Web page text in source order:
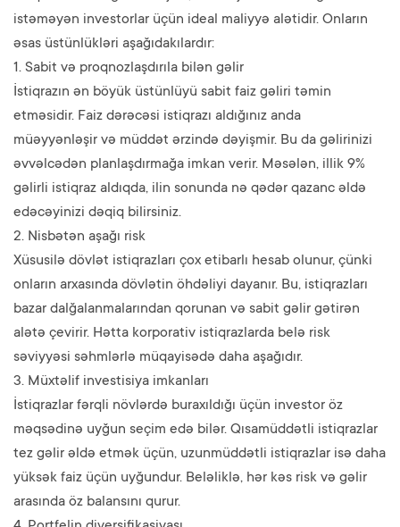
istəməyən investorlar üçün ideal maliyyə alətidir. Onların
əsas üstünlükləri aşağıdakılardır:
1. Sabit və proqnozlaşdırıla bilən gəlir
İstiqrazın ən böyük üstünlüyü sabit faiz gəliri təmin
etməsidir. Faiz dərəcəsi istiqrazı aldığınız anda
müəyyənləşir və müddət ərzində dəyişmir. Bu da gəlirinizi
əvvəlcədən planlaşdırmağa imkan verir. Məsələn, illik 9%
gəlirli istiqraz aldıqda, ilin sonunda nə qədər qazanc əldə
edəcəyinizi dəqiq bilirsiniz.
2. Nisbətən aşağı risk
Xüsusilə dövlət istiqrazları çox etibarlı hesab olunur, çünki
onların arxasında dövlətin öhdəliyi dayanır. Bu, istiqrazları
bazar dalğalanmalarından qorunan və sabit gəlir gətirən
alətə çevirir. Hətta korporativ istiqrazlarda belə risk
səviyyəsi səhmlərlə müqayisədə daha aşağıdır.
3. Müxtəlif investisiya imkanları
İstiqrazlar fərqli növlərdə buraxıldığı üçün investor öz
məqsədinə uyğun seçim edə bilər. Qısamüddətli istiqrazlar
tez gəlir əldə etmək üçün, uzunmüddətli istiqrazlar isə daha
yüksək faiz üçün uyğundur. Beləliklə, hər kəs risk və gəlir
arasında öz balansını qurur.